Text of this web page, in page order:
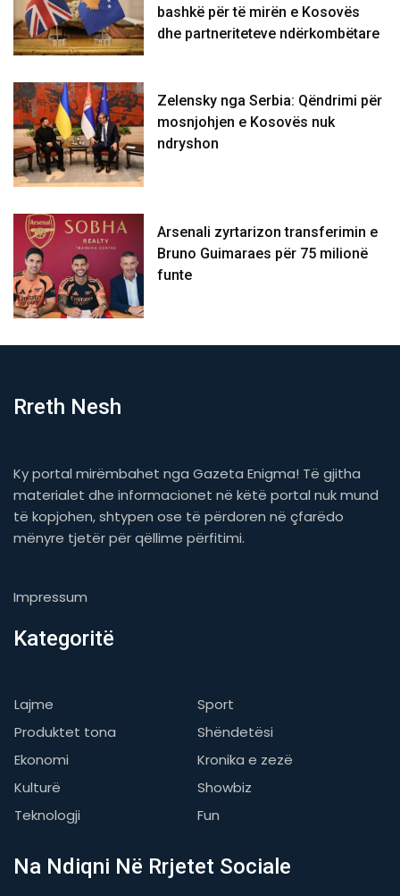
bashkë për të mirën e Kosovës
dhe partneriteteve ndërkombëtare
Zelensky nga Serbia: Qëndrimi për
mosnjohjen e Kosovës nuk
ndryshon
Arsenali zyrtarizon transferimin e
Bruno Guimaraes për 75 milionë
funte
Rreth Nesh
Ky portal mirëmbahet nga Gazeta Enigma! Të gjitha
materialet dhe informacionet në këtë portal nuk mund
të kopjohen, shtypen ose të përdoren në çfarëdo
mënyre tjetër për qëllime përfitimi.
Impressum
Kategoritë
Lajme
Sport
Produktet tona
Shëndetësi
Ekonomi
Kronika e zezë
Kulturë
Showbiz
Teknologji
Fun
Na Ndiqni Në Rrjetet Sociale